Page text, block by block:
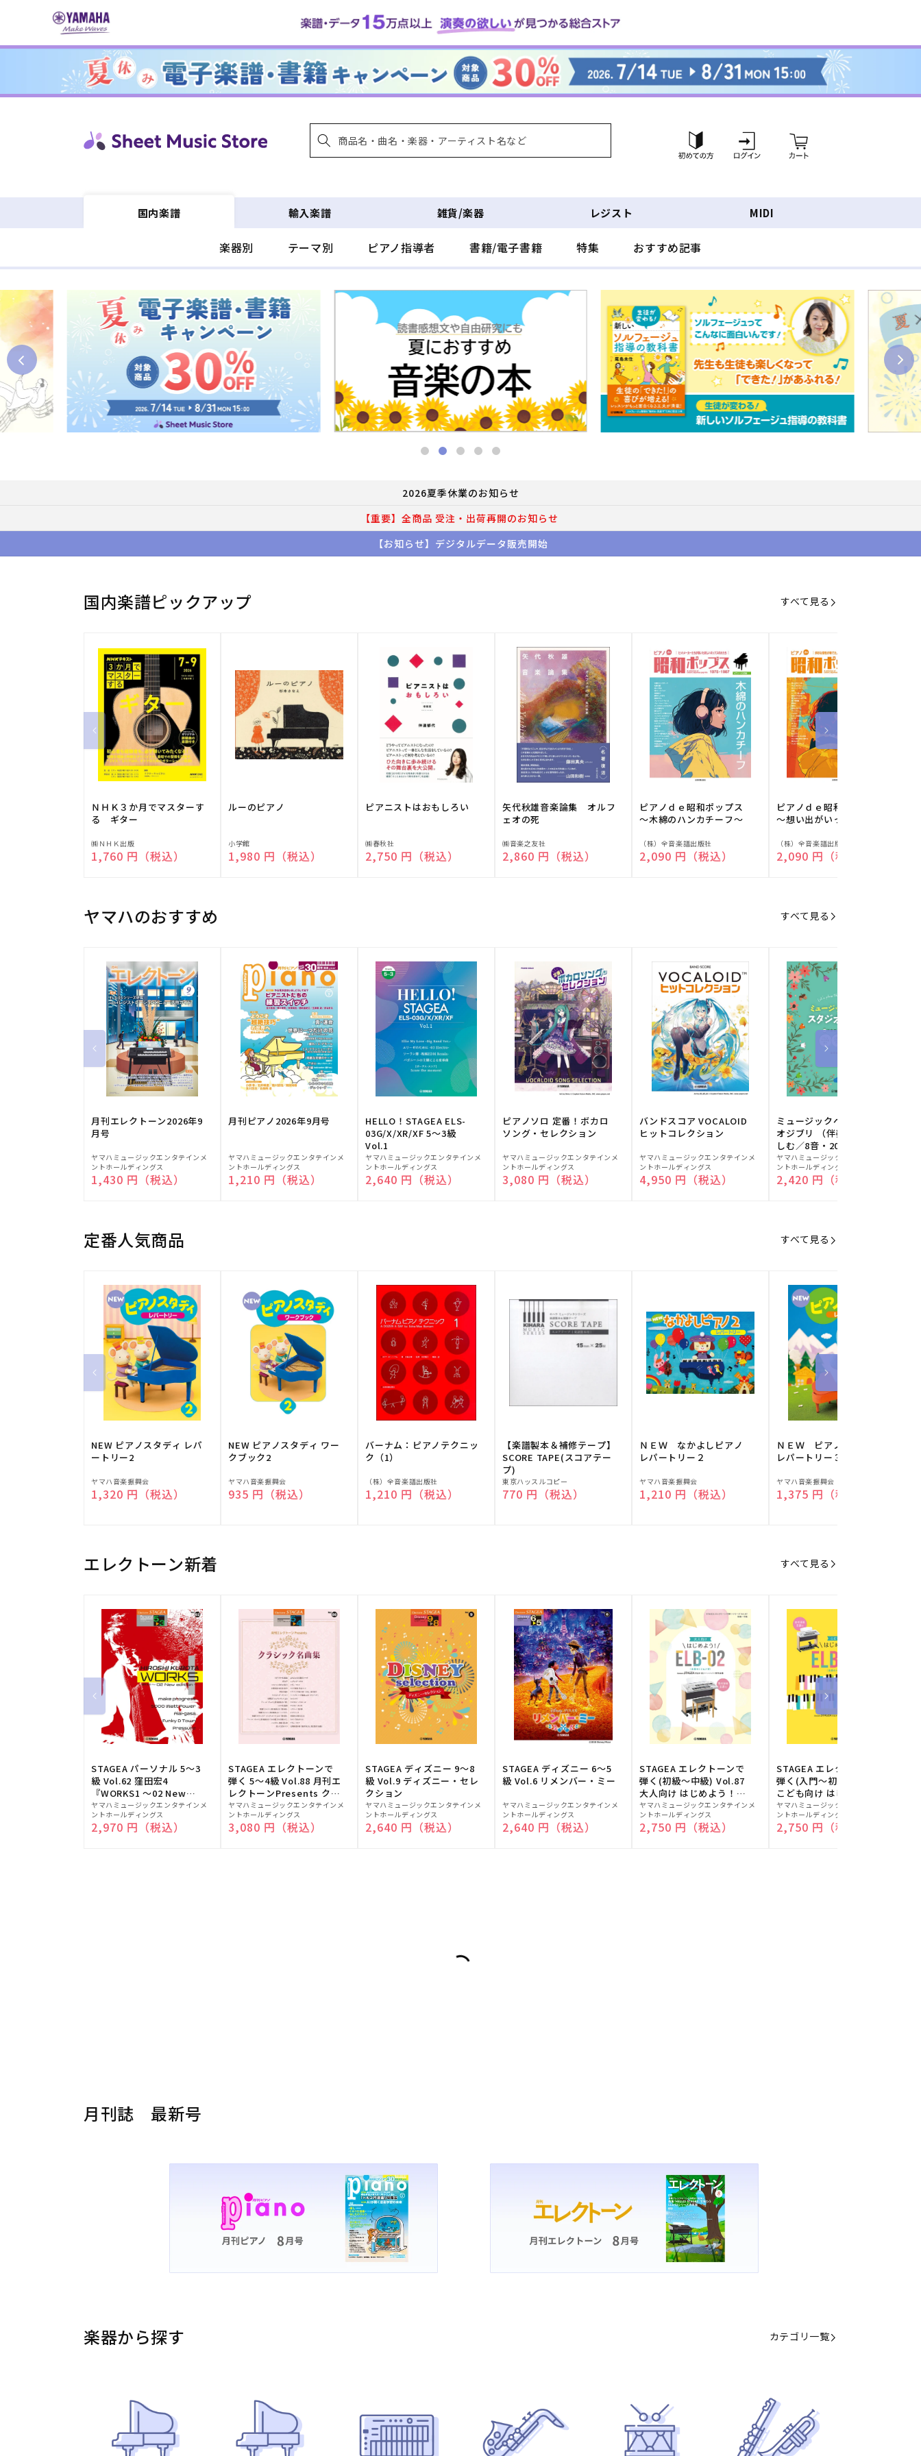
ンツに
グ
イ
ー
ト
国内楽譜
楽器別 テーマ別 ピアノ指導者 書籍/電子書籍 特集 おすすめ記事
輸入楽譜 雑貨/楽器 レジスト MIDI
2026夏季休業のお知らせ
【重要】全商品 受注・出荷再開のお知らせ
【お知らせ】デジタルデータ販売開始
国内楽譜ピックアップ すべて見る
ＮＨＫ３か月でマスターす
る ギター
販
売
㈱ＮＨＫ出版
通常価格
1,760 円（税込）
ルーのピアノ
販
売
小学館
通常価格
1,980 円（税込）
ピアニストはおもしろい
販
売
㈱春秋社
通常価格
2,750 円（税込）
矢代秋雄音楽論集 オルフ
ェオの死
販
売
㈱音楽之友社
通常価格
2,860 円（税込）
ピアノｄｅ昭和ポップス
～木綿のハンカチーフ～
販
売
（株）全音楽譜出版社
通常価格
2,090 円（税込）
ピアノｄｅ昭和ポップス
～想い出がいっぱい～
販
売
（株）全音楽譜出版社
通常価格
2,090 円（税込）
ヤマハのおすすめ すべて見る
月刊エレクトーン2026年9
月号
販
売
元:
ヤマハミュージックエンタテインメ
ントホールディングス
通常価格
1,430 円（税込）
月刊ピアノ2026年9月号
販
売
元:
ヤマハミュージックエンタテインメ
ントホールディングス
通常価格
1,210 円（税込）
HELLO！STAGEA ELS-
03G/X/XR/XF 5～3級
Vol.1
販
売
元:
ヤマハミュージックエンタテインメ
ントホールディングス
通常価格
2,640 円（税込）
ピアノソロ 定番！ボカロ
ソング・セレクション
販
売
元:
ヤマハミュージックエンタテインメ
ントホールディングス
通常価格
3,080 円（税込）
バンドスコア VOCALOID
ヒットコレクション
販
売
元:
ヤマハミュージックエンタテインメ
ントホールディングス
通常価格
4,950 円（税込）
ミュージックベルでスタジ
オジブリ （伴奏音源と楽
しむ／8音・20音ベル対応
／ドレミふりがな付）
販
売
元:
ヤマハミュージックエンタテインメ
ントホールディングス
通常価格
2,420 円（税込）
定番人気商品 すべて見る
NEW ピアノスタディ レパ
ートリー2
販
売
ヤマハ音楽振興会
通常価格
1,320 円（税込）
NEW ピアノスタディ ワー
クブック2
販
売
ヤマハ音楽振興会
通常価格
935 円（税込）
バーナム：ピアノテクニッ
ク（1）
販
売
（株）全音楽譜出版社
通常価格
1,210 円（税込）
【楽譜製本＆補修テープ】
SCORE TAPE(スコアテー
プ)
販
売
東京ハッスルコピー
通常価格
770 円（税込）
ＮＥＷ なかよしピアノ
レパートリー２
販
売
ヤマハ音楽振興会
通常価格
1,210 円（税込）
ＮＥＷ ピアノスタディ
レパートリー３
販
売
ヤマハ音楽振興会
通常価格
1,375 円（税込）
エレクトーン新着 すべて見る
STAGEA パーソナル 5～3
級 Vol.62 窪田宏4
『WORKS1 ～02 New
edition～』
販
売
元:
ヤマハミュージックエンタテインメ
ントホールディングス
通常価格
2,970 円（税込）
STAGEA エレクトーンで
弾く 5～4級 Vol.88 月刊エ
レクトーンPresents クラ
シック名曲集
販
売
元:
ヤマハミュージックエンタテインメ
ントホールディングス
通常価格
3,080 円（税込）
STAGEA ディズニー 9～8
級 Vol.9 ディズニー・セレ
クション
販
売
元:
ヤマハミュージックエンタテインメ
ントホールディングス
通常価格
2,640 円（税込）
STAGEA ディズニー 6～5
級 Vol.6 リメンバー・ミー
販
売
元:
ヤマハミュージックエンタテインメ
ントホールディングス
通常価格
2,640 円（税込）
STAGEA エレクトーンで
弾く(初級～中級) Vol.87
大人向け はじめよう！
ELB-02(楽器のトリセツ
付)
販
売
元:
ヤマハミュージックエンタテインメ
ントホールディングス
通常価格
2,750 円（税込）
STAGEA エレクトーンで
弾く(入門～初級) Vol.86
こども向け はじめよう！
ELB-02(楽器のトリセツ
付)
販
売
元:
ヤマハミュージックエンタテインメ
ントホールディングス
通常価格
2,750 円（税込）
月刊誌 最新号
楽器から探す カテゴリ一覧